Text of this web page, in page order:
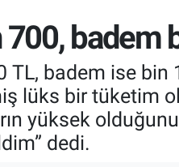
700, badem
TL, badem ise
lüks bir tüketim
yüksek
dedi.